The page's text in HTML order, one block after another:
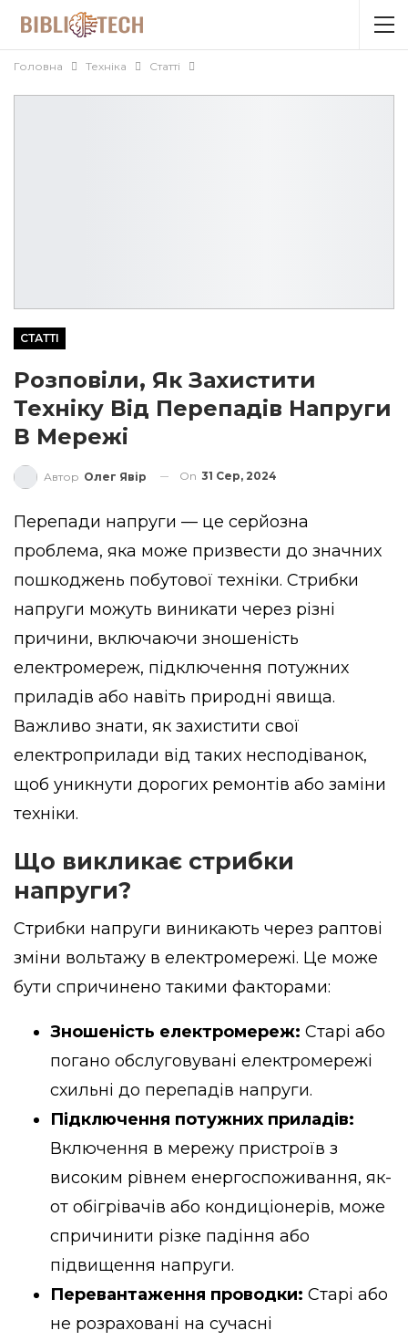
Головна Техніка Статті
СТАТТІ
Розповіли, Як Захистити
Техніку Від Перепадів Напруги
В Мережі
Автор Олег Явір On 31 Сер, 2024
Перепади напруги — це серйозна
проблема, яка може призвести до значних
пошкоджень побутової техніки. Стрибки
напруги можуть виникати через різні
причини, включаючи зношеність
електромереж, підключення потужних
приладів або навіть природні явища.
Важливо знати, як захистити свої
електроприлади від таких несподіванок,
щоб уникнути дорогих ремонтів або заміни
техніки.
Що викликає стрибки
напруги?
Стрибки напруги виникають через раптові
зміни вольтажу в електромережі. Це може
бути спричинено такими факторами:
Зношеність електромереж: Старі або
погано обслуговувані електромережі
схильні до перепадів напруги.
Підключення потужних приладів:
Включення в мережу пристроїв з
високим рівнем енергоспоживання, як-
от обігрівачів або кондиціонерів, може
спричинити різке падіння або
підвищення напруги.
Перевантаження проводки: Старі або
не розраховані на сучасні